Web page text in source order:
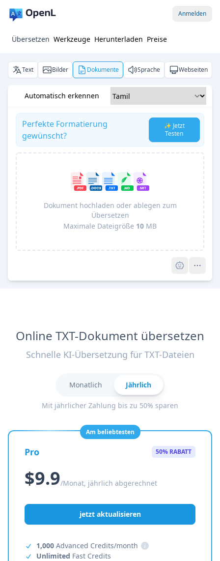
Anmelden
Übersetzen Werkzeuge Herunterladen Preise
Text Bilder Dokumente Sprache Webseiten
Automatisch erkennen
Perfekte Formatierung
gewünscht?
✨ Jetzt
Testen
Dokument hochladen oder ablegen zum
Übersetzen
Maximale Dateigröße 10 MB
Online TXT-Dokument übersetzen
Schnelle KI-Übersetzung für TXT-Dateien
Monatlich Jährlich
Mit jährlicher Zahlung bis zu 50% sparen
Am beliebtesten
Pro 50% RABATT
$9.9/Monat, jährlich abgerechnet
jetzt aktualisieren
1,000 Advanced Credits/month
i
Unlimited Fast Credits